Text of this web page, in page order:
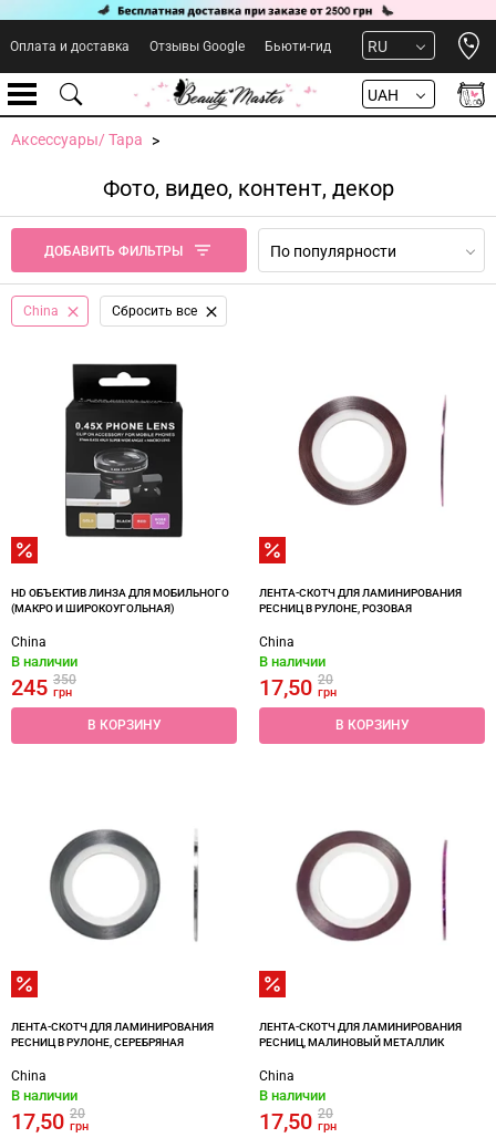
Оплата и доставка Отзывы Google Бьюти-гид RU
UAH
Аксессуары/ Тара
Фото, видео, контент, декор
ДОБАВИТЬ ФИЛЬТРЫ По популярности
China Сбросить все
HD ОБЪЕКТИВ ЛИНЗА ДЛЯ МОБИЛЬНОГО
(МАКРО И ШИРОКОУГОЛЬНАЯ)
China
В наличии
245 350
грн
В КОРЗИНУ
ЛЕНТА-СКОТЧ ДЛЯ ЛАМИНИРОВАНИЯ
РЕСНИЦ В РУЛОНЕ, РОЗОВАЯ
China
В наличии
17,50 20
грн
В КОРЗИНУ
ЛЕНТА-СКОТЧ ДЛЯ ЛАМИНИРОВАНИЯ
РЕСНИЦ В РУЛОНЕ, СЕРЕБРЯНАЯ
China
В наличии
17,50 20
грн
ЛЕНТА-СКОТЧ ДЛЯ ЛАМИНИРОВАНИЯ
РЕСНИЦ, МАЛИНОВЫЙ МЕТАЛЛИК
China
В наличии
17,50 20
грн